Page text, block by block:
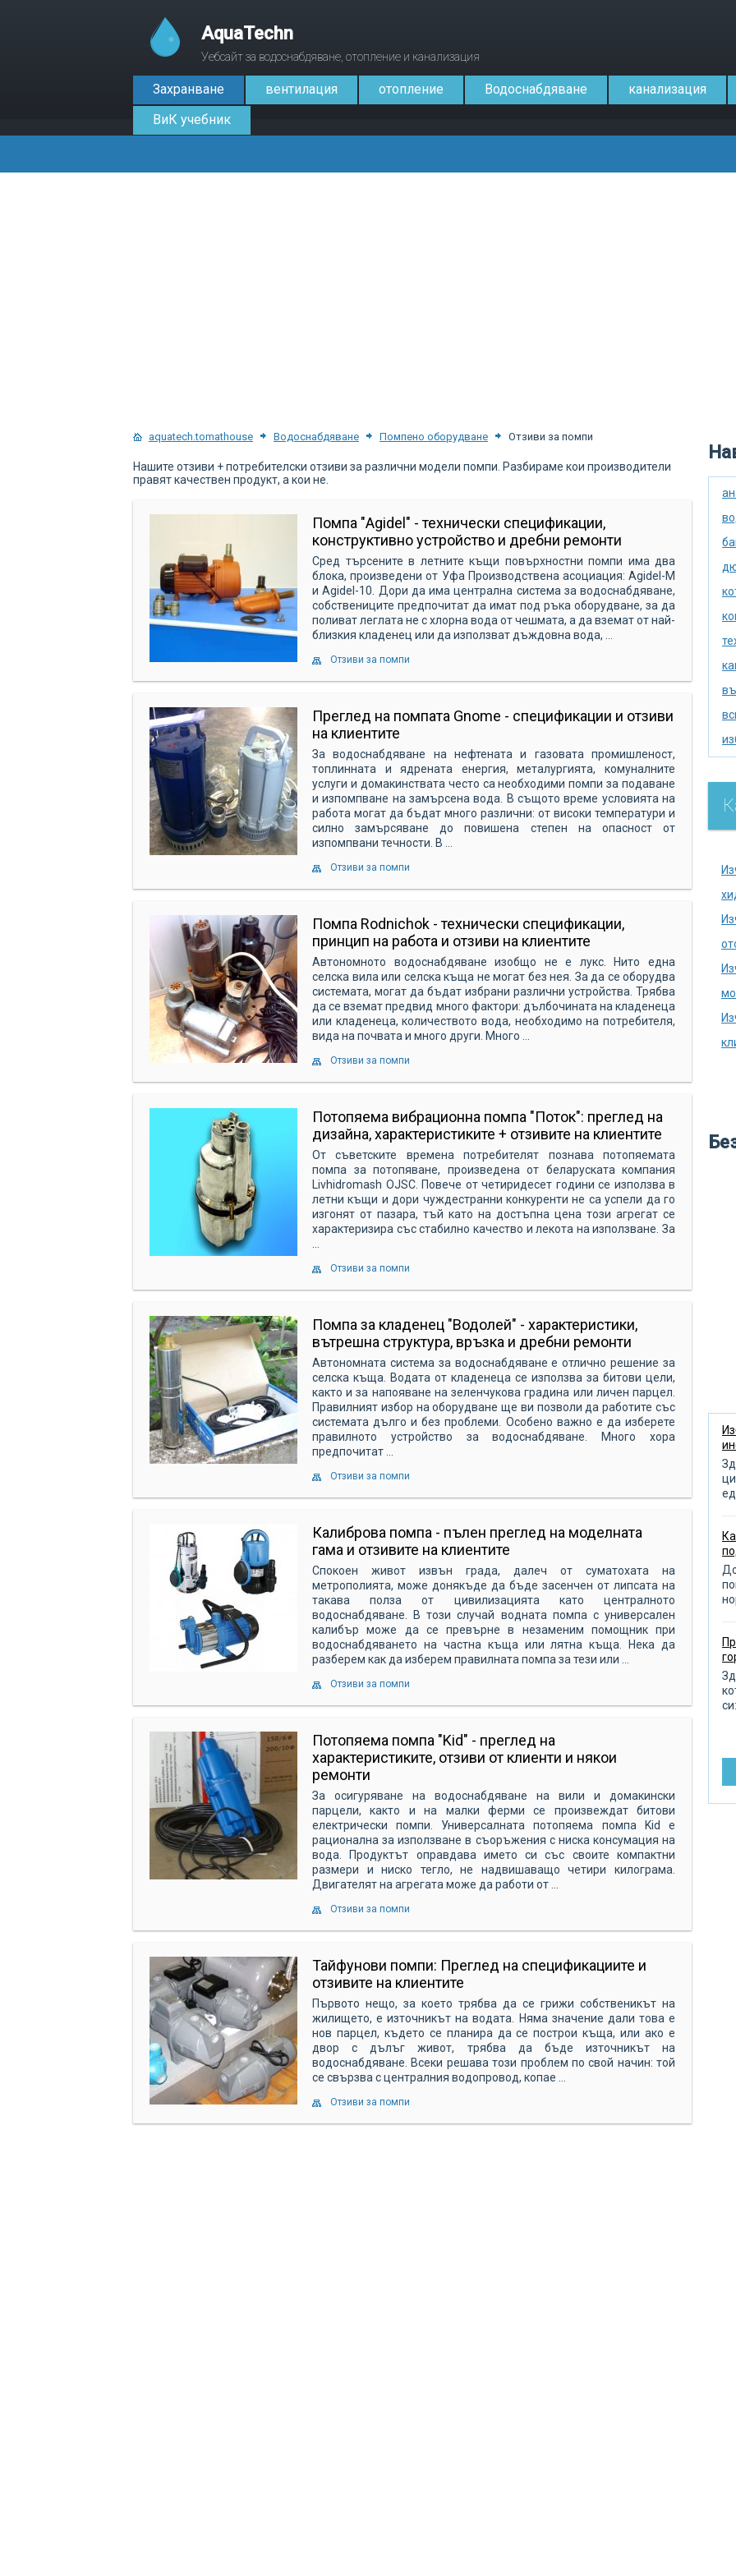
AquaTechn
Уебсайт за водоснабдяване, отопление и канализация
Захранване вентилация отопление Водоснабдяване канализация
ВиК учебник
aquatech.tomathouse Водоснабдяване Помпено оборудване Отзиви за помпи
Нашите отзиви + потребителски отзиви за различни модели помпи. Разбираме кои производители
правят качествен продукт, а кои не.
Помпа "Agidel" - технически спецификации,
конструктивно устройство и дребни ремонти
Сред търсените в летните къщи повърхностни помпи има два
блока, произведени от Уфа Производствена асоциация: Agidel-M
и Agidel-10. Дори да има централна система за водоснабдяване,
собствениците предпочитат да имат под ръка оборудване, за да
поливат леглата не с хлорна вода от чешмата, а да вземат от най-
близкия кладенец или да използват дъждовна вода, ...
Отзиви за помпи
Преглед на помпата Gnome - спецификации и отзиви
на клиентите
За водоснабдяване на нефтената и газовата промишленост,
топлинната и ядрената енергия, металургията, комуналните
услуги и домакинствата често са необходими помпи за подаване
и изпомпване на замърсена вода. В същото време условията на
работа могат да бъдат много различни: от високи температури и
силно замърсяване до повишена степен на опасност от
изпомпвани течности. В ...
Отзиви за помпи
Помпа Rodnichok - технически спецификации,
принцип на работа и отзиви на клиентите
Автономното водоснабдяване изобщо не е лукс. Нито една
селска вила или селска къща не могат без нея. За да се оборудва
системата, могат да бъдат избрани различни устройства. Трябва
да се вземат предвид много фактори: дълбочината на кладенеца
или кладенеца, количеството вода, необходимо на потребителя,
вида на почвата и много други. Много ...
Отзиви за помпи
Потопяема вибрационна помпа "Поток": преглед на
дизайна, характеристиките + отзивите на клиентите
От съветските времена потребителят познава потопяемата
помпа за потопяване, произведена от беларуската компания
Livhidromash OJSC. Повече от четиридесет години се използва в
летни къщи и дори чуждестранни конкуренти не са успели да го
изгонят от пазара, тъй като на достъпна цена този агрегат се
характеризира със стабилно качество и лекота на използване. За
Отзиви за помпи
Помпа за кладенец "Водолей" - характеристики,
вътрешна структура, връзка и дребни ремонти
Автономната система за водоснабдяване е отлично решение за
селска къща. Водата от кладенеца се използва за битови цели,
както и за напояване на зеленчукова градина или личен парцел.
Правилният избор на оборудване ще ви позволи да работите със
системата дълго и без проблеми. Особено важно е да изберете
правилното устройство за водоснабдяване. Много хора
предпочитат ...
Отзиви за помпи
Калиброва помпа - пълен преглед на моделната
гама и отзивите на клиентите
Спокоен живот извън града, далеч от суматохата на
метрополията, може донякъде да бъде засенчен от липсата на
такава полза от цивилизацията като централното
водоснабдяване. В този случай водната помпа с универсален
калибър може да се превърне в незаменим помощник при
водоснабдяването на частна къща или лятна къща. Нека да
разберем как да изберем правилната помпа за тези или ...
Отзиви за помпи
Потопяема помпа "Kid" - преглед на
характеристиките, отзиви от клиенти и някои
ремонти
За осигуряване на водоснабдяване на вили и домакински
парцели, както и на малки ферми се произвеждат битови
електрически помпи. Универсалната потопяема помпа Kid е
рационална за използване в съоръжения с ниска консумация на
вода. Продуктът оправдава името си със своите компактни
размери и ниско тегло, не надвишаващо четири килограма.
Двигателят на агрегата може да работи от ...
Отзиви за помпи
Тайфунови помпи: Преглед на спецификациите и
отзивите на клиентите
Първото нещо, за което трябва да се грижи собственикът на
жилището, е източникът на водата. Няма значение дали това е
нов парцел, където се планира да се построи къща, или ако е
двор с дълъг живот, трябва да бъде източникът на
водоснабдяване. Всеки решава този проблем по свой начин: той
се свързва с централния водопровод, копае ...
Отзиви за помпи